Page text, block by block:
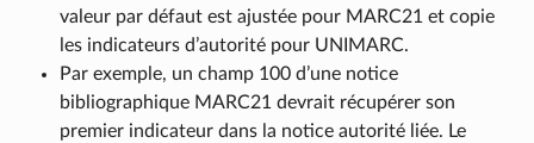
valeur par défaut est ajustée pour MARC21 et copie
les indicateurs d’autorité pour UNIMARC.
Par exemple, un champ 100 d’une notice
bibliographique MARC21 devrait récupérer son
premier indicateur dans la notice autorité liée. Le